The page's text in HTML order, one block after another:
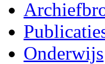
Onderwijs